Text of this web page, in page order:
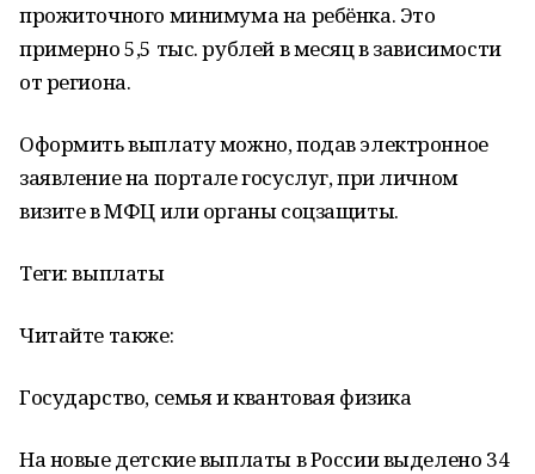
прожиточного минимума на ребёнка. Это
примерно 5,5 тыс. рублей в месяц в зависимости
от региона.
Оформить выплату можно, подав электронное
заявление на портале госуслуг, при личном
визите в МФЦ или органы соцзащиты.
Теги: выплаты
Читайте также:
Государство, семья и квантовая физика
На новые детские выплаты в России выделено 34